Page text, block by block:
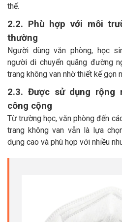
thế.
2.2. Phù hợp với môi
thường
Người dùng văn phòng, học
người di chuyển quãng đường
trang không van nhờ thiết kế gọn
2.3. Được sử dụng rộng
công cộng
Từ trường học, văn phòng đến
trang không van vẫn là lựa
dụng cao và phù hợp với nhiều